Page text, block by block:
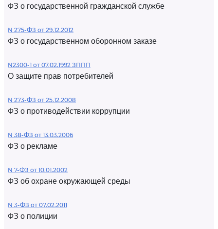
ФЗ о государственной гражданской службе
N 275-ФЗ от 29.12.2012
ФЗ о государственном оборонном заказе
N2300-1 от 07.02.1992 ЗППП
О защите прав потребителей
N 273-ФЗ от 25.12.2008
ФЗ о противодействии коррупции
N 38-ФЗ от 13.03.2006
ФЗ о рекламе
N 7-ФЗ от 10.01.2002
ФЗ об охране окружающей среды
N 3-ФЗ от 07.02.2011
ФЗ о полиции